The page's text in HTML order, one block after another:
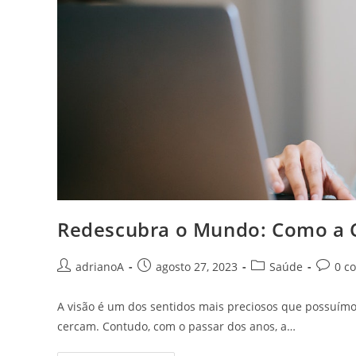
Redescubra o Mundo: Como
Autor
post:
adrianoA
Postagosto 27, 2023
Categoria
post:
Saúde
post:
0
A visão é um dos sentidos mais preciosos que
cercam. Contudo, com o passar dos anos, a…